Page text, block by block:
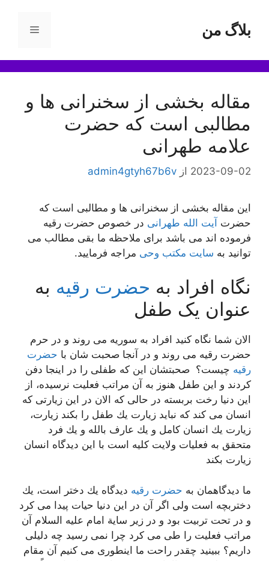
محتوابلاگ من فهرست
مقاله بخشی از سخنرانی ها و
مطالبی است که حضرت
علامه طهرانی
2023-09-02 از admin4gtyh67b6v
این مقاله بخشی از سخنرانی ها و مطالبی است که
حضرت آیت الله طهرانی در خصوص حضرت رقیه
فرموده اند می باشد برای ملاحظه ما بقی مطالب می
توانید به سایت مکتب وحی مراجه فرمایید.
نگاه افراد به حضرت رقیه به
عنوان یک طفل
الان شما نگاه كنید افراد به سوریه می روند و در حرم
حضرت رقیه می روند و در آنجا صحبت شان با حضرت
رقیه چیست؟ صحبتشان این كه طفلی را در اینجا دفن
كردند و این طفل هنوز به آن مراتب فعلیت نرسیده، از
این دنیا رخت بربسته در حالی كه الان در این زیارتی كه
انسان می كند كه نباید زیارت یك طفل را بكند زیارت،
زیارت یك انسان كامل و یك عارف بالله و یك فرد
متحقق به فعلیات ولایت كلیه است با این دیدگاه انسان
زیارت بكند
ما دیدگاهمان به حضرت رقیه دیدگاه یك دختر است، یك
دختربچه است ولی اگر آن در این دنیا حیات پیدا می كرد
و در تحت تربیت بود و در زیر سایة امام علیه السلام آن
مراتب فعلیت را طی می كرد چرا نمی رسید چه دلیلی
داریم؟ ببینید چقدر راحت ما اینطوری می كنیم آن مقام